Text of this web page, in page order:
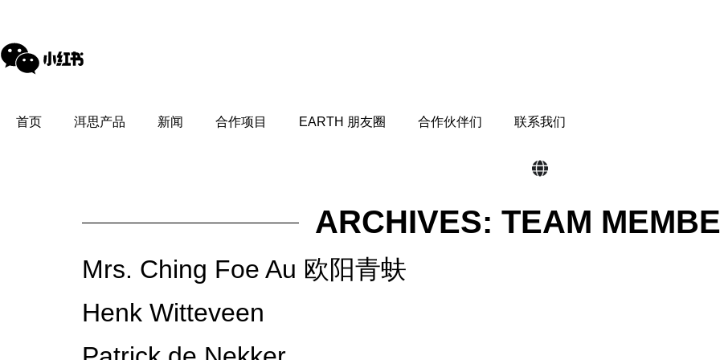
首页 洱思产品 新闻 合作项目 EARTH 朋友圈 合作伙伴们 联系我们
ARCHIVES: TEAM
Mrs. Ching Foe Au 欧阳青蚨
Henk Witteveen